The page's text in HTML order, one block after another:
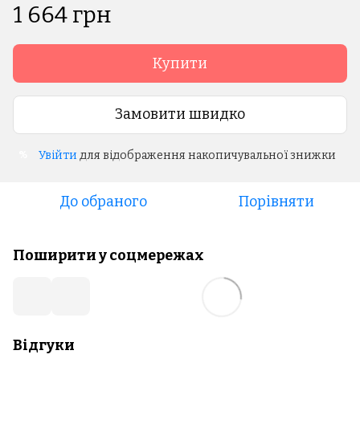
1 664 грн
Купити
Замовити швидко
Увійти для відображення накопичувальної знижки
До обраного Порівняти
Поширити у соцмережах
Відгуки